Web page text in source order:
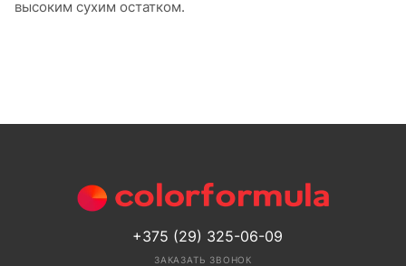
высоким сухим остатком.
+375 (29) 325-06-09
ЗАКАЗАТЬ ЗВОНОК